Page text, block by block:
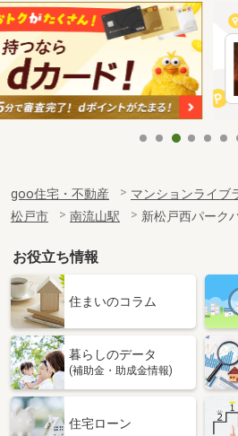
goo住宅・不動産 マンションライブ
松戸市
南流山駅 新松戸西パーク
お役立ち情報
住まいのコラム
暮らしのデータ
(補助金・助成金情報)
住宅ローン